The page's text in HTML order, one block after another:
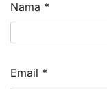
Nama *
Email *